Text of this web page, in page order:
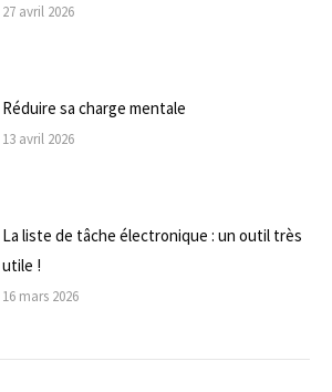
27 avril 2026
Réduire sa charge mentale
13 avril 2026
La liste de tâche électronique : un outil très
utile !
16 mars 2026